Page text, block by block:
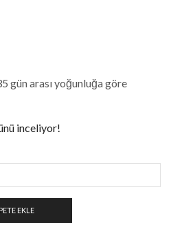
gün arası yoğunluğa göre
inceliyor!
EKLE